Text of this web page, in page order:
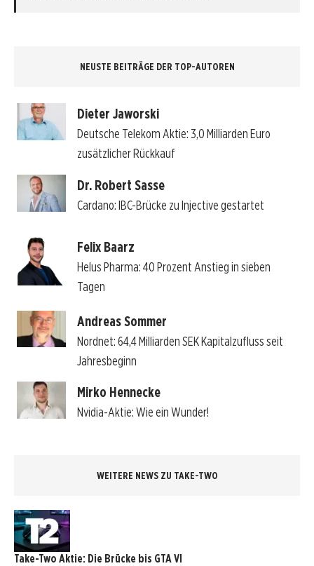
NEUSTE BEITRÄGE DER TOP-AUTOREN
Dieter Jaworski
Deutsche Telekom Aktie: 3,0 Milliarden Euro
zusätzlicher Rückkauf
Dr. Robert Sasse
Cardano: IBC-Brücke zu Injective gestartet
Felix Baarz
Helus Pharma: 40 Prozent Anstieg in sieben
Tagen
Andreas Sommer
Nordnet: 64,4 Milliarden SEK Kapitalzufluss seit
Jahresbeginn
Mirko Hennecke
Nvidia-Aktie: Wie ein Wunder!
WEITERE NEWS ZU TAKE-TWO
Take-Two Aktie: Die Brücke bis GTA VI